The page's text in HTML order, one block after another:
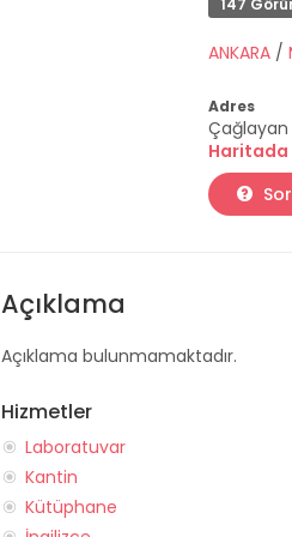
147
ANKARA /
Adres
Çağlayan
Açıklama
Açıklama bulunmamaktadır.
Hizmetler
Laboratuvar
Kantin
Kütüphane